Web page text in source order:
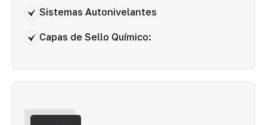
Sistemas Autonivelantes
Capas de Sello Químico: